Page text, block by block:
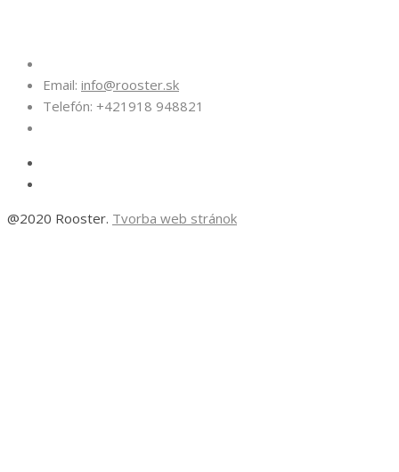
Email: info@rooster.sk
Telefón: +421918 948821
@2020 Rooster. Tvorba web stránok